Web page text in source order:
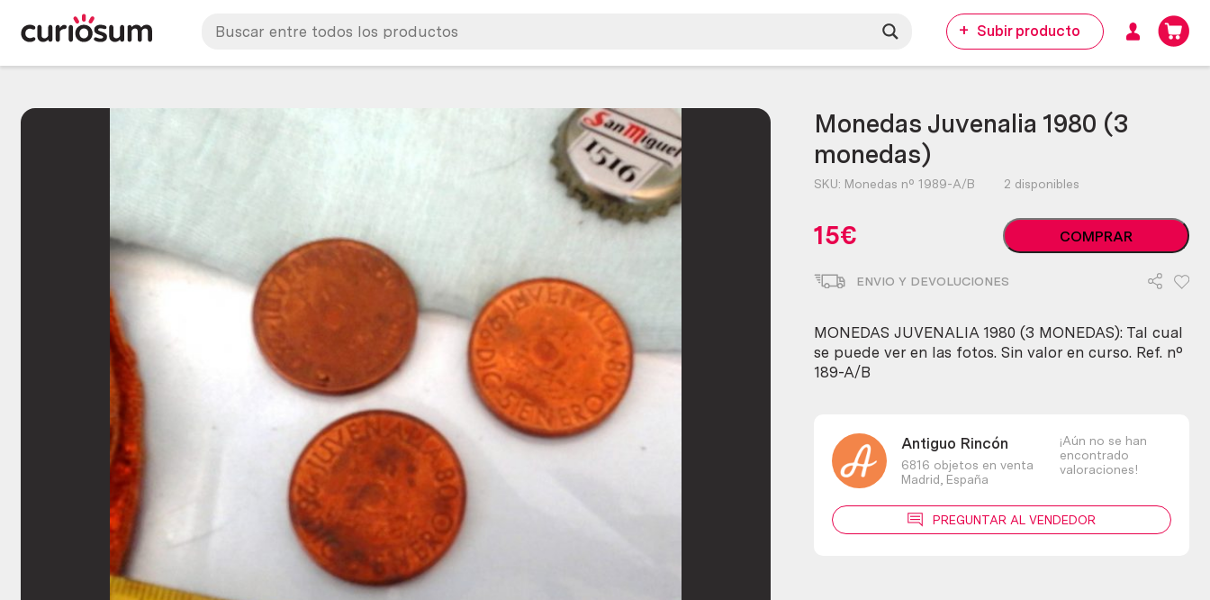
Subir producto
Monedas Juvenalia 1980 (3
monedas)
SKU: Monedas nº 1989-A/B 2 disponibles
15€
Monedas
Juvenalia
(3
cantidad
COMPRAR
ENVIO Y DEVOLUCIONES
MONEDAS JUVENALIA 1980 (3 MONEDAS): Tal cual
se puede ver en las fotos. Sin valor en curso. Ref. nº
189-A/B
Antiguo Rincón
6816 objetos en venta
Madrid, España
¡Aún no se han
encontrado
valoraciones!
PREGUNTAR AL VENDEDOR